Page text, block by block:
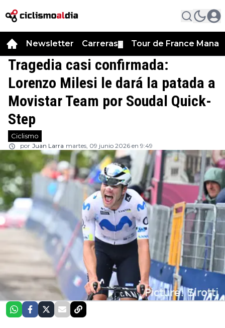
Newsletter Carreras Tour de France
Tragedia casi confirmada:
Lorenzo Milesi le dará la patada a
Movistar Team por Soudal Quick-
Step
Ciclismo
por Juan Larra martes, 09 junio 2026 en 9:49